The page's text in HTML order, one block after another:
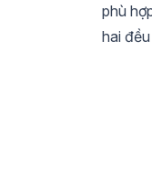
phù
hai